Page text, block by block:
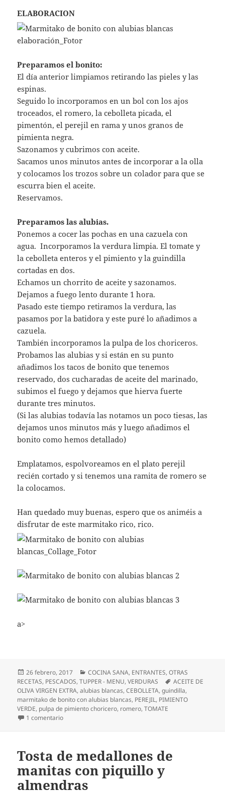
ELABORACION
Preparamos el bonito:
El día anterior limpiamos retirando las pieles y las
espinas.
Seguido lo incorporamos en un bol con los ajos
troceados, el romero, la cebolleta picada, el
pimentón, el perejil en rama y unos granos de
pimienta negra.
Sazonamos y cubrimos con aceite.
Sacamos unos minutos antes de incorporar a la olla
y colocamos los trozos sobre un colador para que se
escurra bien el aceite.
Reservamos.
Preparamos las alubias.
Ponemos a cocer las pochas en una cazuela con
agua. Incorporamos la verdura limpia. El tomate y
la cebolleta enteros y el pimiento y la guindilla
cortadas en dos.
Echamos un chorrito de aceite y sazonamos.
Dejamos a fuego lento durante 1 hora.
Pasado este tiempo retiramos la verdura, las
pasamos por la batidora y este puré lo añadimos a
cazuela.
También incorporamos la pulpa de los choriceros.
Probamos las alubias y si están en su punto
añadimos los tacos de bonito que tenemos
reservado, dos cucharadas de aceite del marinado,
subimos el fuego y dejamos que hierva fuerte
durante tres minutos.
(Si las alubias todavía las notamos un poco tiesas, las
dejamos unos minutos más y luego añadimos el
bonito como hemos detallado)
Emplatamos, espolvoreamos en el plato perejil
recién cortado y si tenemos una ramita de romero se
la colocamos.
Han quedado muy buenas, espero que os animéis a
disfrutar de este marmitako rico, rico.
a>
Publicado
el
26 febrero, 2017 Categorías
COCINA SANA, ENTRANTES,OTRAS
RECETAS, PESCADOS,TUPPER - MENU,VERDURAS Etiquetas
ACEITE DE
OLIVA VIRGEN EXTRA,alubias blancas,CEBOLLETA,guindilla,
marmitako de bonito con alubias blancas, PEREJIL, PIMIENTO
VERDE, pulpa de pimiento choricero, romero,TOMATE
1 comentarioen Marmitako de alubias blancas con bonito
Tosta de medallones de
manitas con piquillo y
almendras